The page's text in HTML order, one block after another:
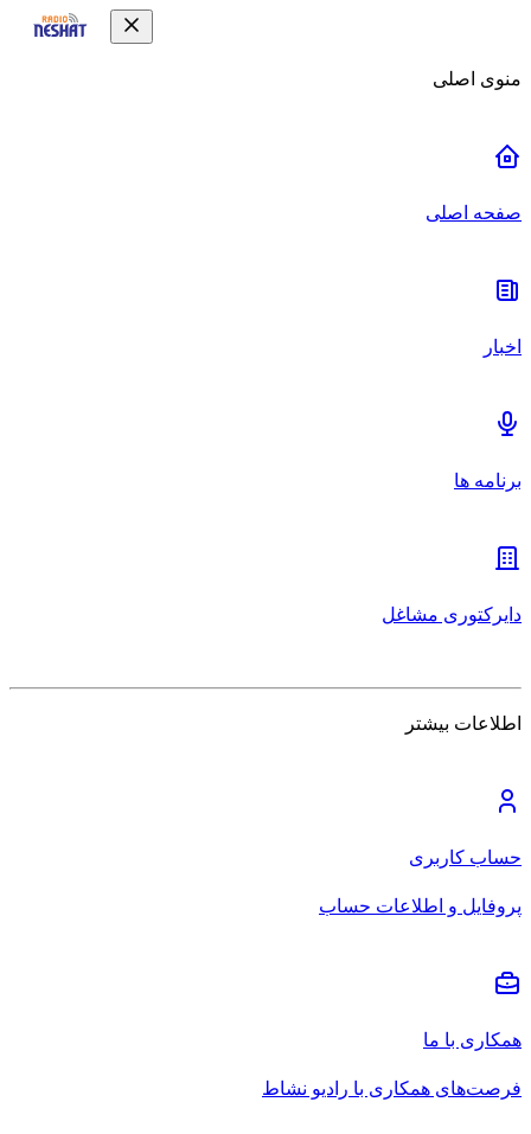
منوی اصلی
صفحه اصلی
اخبار
برنامه ها
دایرکتوری مشاغل
اطلاعات بیشتر
حساب کاربری
پروفایل و اطلاعات حساب
همکاری با ما
فرصت‌های همکاری با رادیو نشاط